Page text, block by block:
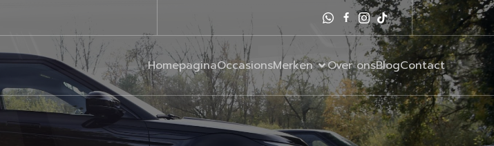
HomepaginaOccasionsMerken Over onsBlogContact